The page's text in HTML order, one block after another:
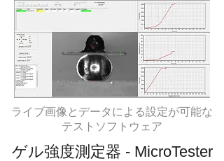
ライブ画像とデータによる設定が可能な
テストソフトウェア
ゲル強度測定器 - MicroTester